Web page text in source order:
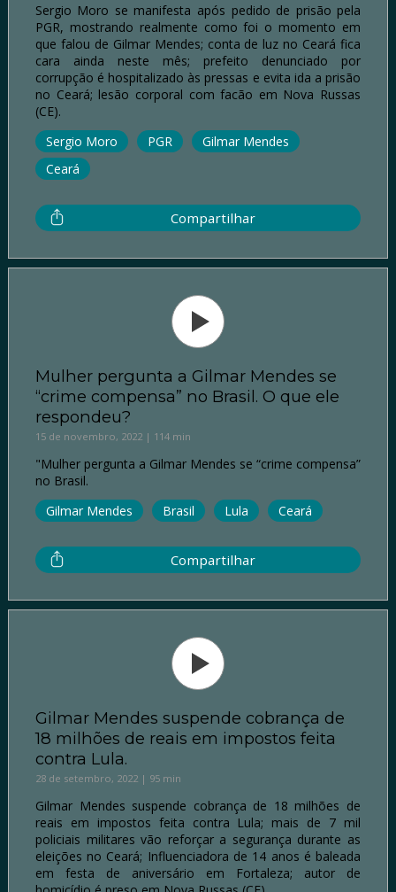
Sergio Moro se manifesta após pedido de prisão pela
PGR, mostrando realmente como foi o momento em
que falou de Gilmar Mendes; conta de luz no Ceará fica
cara ainda neste mês; prefeito denunciado por
corrupção é hospitalizado às pressas e evita ida a prisão
no Ceará; lesão corporal com facão em Nova Russas
(CE).
Sergio Moro
PGR
Gilmar Mendes
Ceará
Compartilhar
Mulher pergunta a Gilmar Mendes se
“crime compensa” no Brasil. O que ele
respondeu?
15 de novembro, 2022 | 114 min
"Mulher pergunta a Gilmar Mendes se “crime compensa”
no Brasil.
Gilmar Mendes
Brasil Lula Ceará
Compartilhar
Gilmar Mendes suspende cobrança de
18 milhões de reais em impostos feita
contra Lula.
28 de setembro, 2022 | 95 min
Gilmar Mendes suspende cobrança de 18 milhões de
reais em impostos feita contra Lula; mais de 7 mil
policiais militares vão reforçar a segurança durante as
eleições no Ceará; Influenciadora de 14 anos é baleada
em festa de aniversário em Fortaleza; autor de